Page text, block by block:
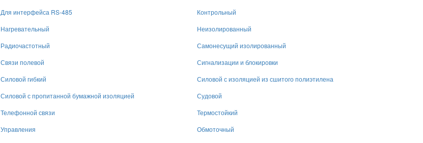
Для интерфейса RS-485
Контрольный
Нагревательный
Неизолированный
Радиочастотный
Самонесущий изолированный
Связи полевой
Сигнализации и блокировки
Силовой гибкий
Силовой с изоляцией из сшитого полиэтилена
Силовой с пропитанной бумажной изоляцией
Судовой
Телефонной связи
Термостойкий
Управления Обмоточный